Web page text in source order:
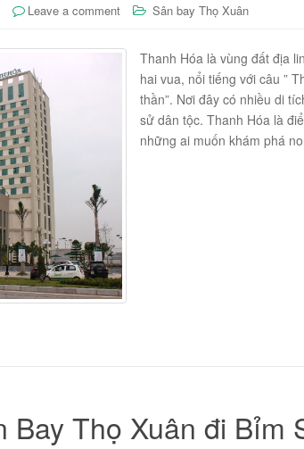
Leave a comment Sân bay Thọ Xuân
Thanh Hóa là vùng đất địa
hai vua, nổi tiếng với câu ”
thần”. Nơi đây có nhiều di
sử dân tộc. Thanh Hóa là
những ai muốn khám phá
Thọ Xuân đi Bỉm